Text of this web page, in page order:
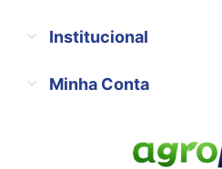
Institucional
Minha Conta